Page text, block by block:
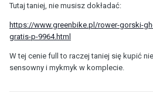
Tutaj taniej, nie musisz dokładać:
https://www.greenbike.pl/rower-gorski-
gratis-p-9964.html
W tej cenie full to raczej taniej się kupić
sensowny i mykmyk w komplecie.